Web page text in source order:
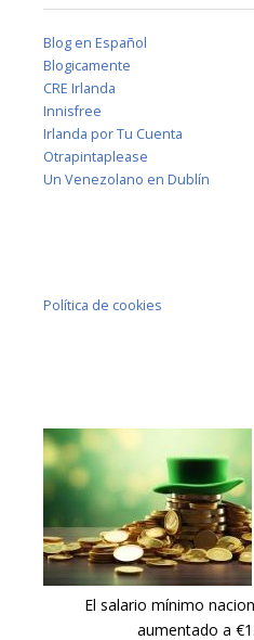
Blog en Español
Blogicamente
CRE Irlanda
Innisfree
Irlanda por Tu Cuenta
Otrapintaplease
Un Venezolano en Dublín
Política de cookies
El salario mínimo
aumentado a